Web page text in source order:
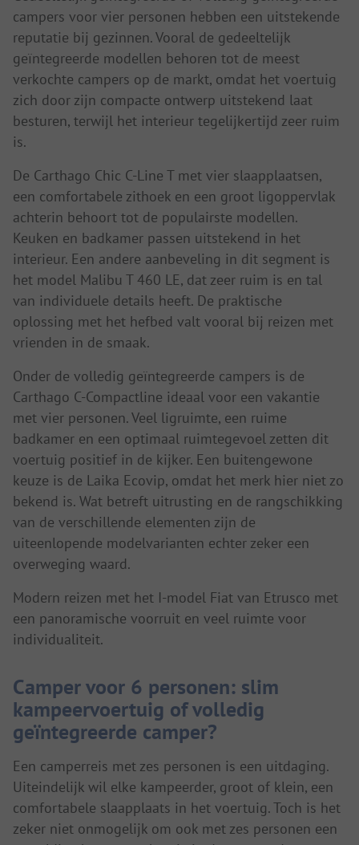
campers voor vier personen hebben een uitstekende
reputatie bij gezinnen. Vooral de gedeeltelijk
geïntegreerde modellen behoren tot de meest
verkochte campers op de markt, omdat het voertuig
zich door zijn compacte ontwerp uitstekend laat
besturen, terwijl het interieur tegelijkertijd zeer ruim
is.
De Carthago Chic C-Line T met vier slaapplaatsen,
een comfortabele zithoek en een groot ligoppervlak
achterin behoort tot de populairste modellen.
Keuken en badkamer passen uitstekend in het
interieur. Een andere aanbeveling in dit segment is
het model Malibu T 460 LE, dat zeer ruim is en tal
van individuele details heeft. De praktische
oplossing met het hefbed valt vooral bij reizen met
vrienden in de smaak.
Onder de volledig geïntegreerde campers is de
Carthago C-Compactline ideaal voor een vakantie
met vier personen. Veel ligruimte, een ruime
badkamer en een optimaal ruimtegevoel zetten dit
voertuig positief in de kijker. Een buitengewone
keuze is de Laika Ecovip, omdat het merk hier niet zo
bekend is. Wat betreft uitrusting en de rangschikking
van de verschillende elementen zijn de
uiteenlopende modelvarianten echter zeker een
overweging waard.
Modern reizen met het I-model Fiat van Etrusco met
een panoramische voorruit en veel ruimte voor
individualiteit.
Camper voor 6 personen: slim
kampeervoertuig of volledig
geïntegreerde camper?
Een camperreis met zes personen is een uitdaging.
Uiteindelijk wil elke kampeerder, groot of klein, een
comfortabele slaapplaats in het voertuig. Toch is het
zeker niet onmogelijk om ook met zes personen een